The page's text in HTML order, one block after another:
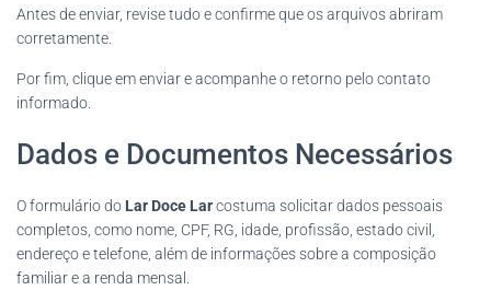
Antes de enviar, revise tudo e confirme que os arquivos abriram
corretamente.
Por fim, clique em enviar e acompanhe o retorno pelo contato
informado.
Dados e Documentos Necessários
O formulário do Lar Doce Larcostuma solicitar dados pessoais
completos, como nome, CPF, RG, idade, profissão, estado civil,
endereço e telefone, além de informações sobre a composição
familiar e a renda mensal.